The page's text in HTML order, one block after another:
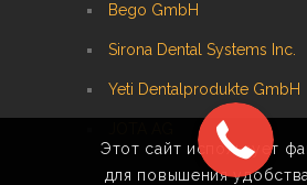
Bego GmbH
Sirona Dental Systems Inc.
Yeti Dentalprodukte GmbH
Этот сайт использует
для повышения